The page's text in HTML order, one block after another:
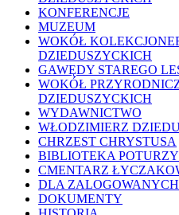
KONFERENCJE
MUZEUM
WOKÓŁ
DZIEDUSZYCKICH
GAWĘDY STAREGO
WOKÓŁ
DZIEDUSZYCKICH
WYDAWNICTWO
WŁODZIMIERZ
CHRZEST CHRYSTUSA
BIBLIOTEKA
CMENTARZ
DLA ZALOGOWANYCH
DOKUMENTY